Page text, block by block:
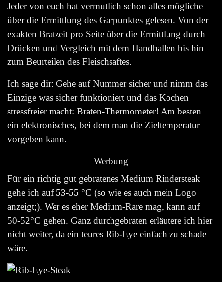
Jeder von euch hat vermutlich schon alles mögliche
über die Ermittlung des Garpunktes gelesen. Von der
exakten Bratzeit pro Seite über die Ermittlung durch
Drücken und Vergleich mit dem Handballen bis hin
zum Beurteilen des Fleischsaftes.
Ich sage dir: Gehe auf Nummer sicher und nimm das
Einzige was sicher funktioniert und das Kochen
stressfreier macht: Braten-Thermometer! Am besten
ein elektronisches, bei dem man die Zieltemperatur
vorgeben kann.
Werbung
Für ein richtig gut gebratenes Medium Rindersteak
gehe ich auf 53-55 °C (so wie es auch mein Logo
anzeigt;). Wer es eherMedium-Rare mag, kann auf
50-52°C gehen. Ganz durchgebraten erläutere ich hier
nicht weiter, da ein teures Rib-Eye einfach zu schade
wäre.